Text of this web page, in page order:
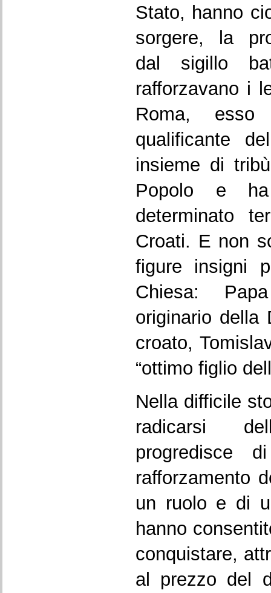
Stato, hanno
sorgere, la
dal sigillo
rafforzavano i
Roma, esso
qualificante
insieme di
Popolo e
determinato
Croati. E non
figure insigni
Chiesa:
originario della
croato,
“ottimo figlio
Nella difficile
radicarsi
progredisce
rafforzamento
un ruolo e di
hanno
conquistare,
al prezzo del